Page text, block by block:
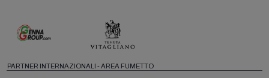
PARTNER INTERNAZIONALI - AREA FUMETTO